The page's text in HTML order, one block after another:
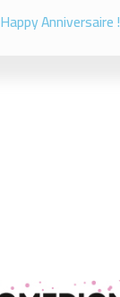
Happy Anniversaire !